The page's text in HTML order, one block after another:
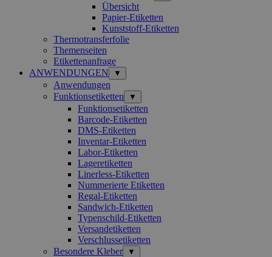
Übersicht
Papier-Etiketten
Kunststoff-Etiketten
Thermotransferfolie
Themenseiten
Etikettenanfrage
ANWENDUNGEN
▼
Anwendungen
Funktionsetiketten
▼
Funktionsetiketten
Barcode-Etiketten
DMS-Etiketten
Inventar-Etiketten
Labor-Etiketten
Lageretiketten
Linerless-Etiketten
Nummerierte Etiketten
Regal-Etiketten
Sandwich-Etiketten
Typenschild-Etiketten
Versandetiketten
Verschlussetiketten
Besondere Kleber
▼